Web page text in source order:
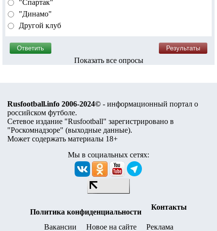
"Спартак"
"Динамо"
Другой клуб
Показать все опросы
Rusfootball.info 2006-2024© - информационный портал о
российском футболе.
Сетевое издание "Rusfootball" зарегистрировано в
"Роскомнадзоре" (выходные данные).
Может содержать материалы 18+
Мы в социальных сетях:
Политика конфиденциальности
Контакты
Вакансии Новое на сайте Реклама